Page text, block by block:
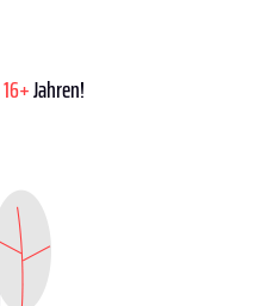
16+Jahren!